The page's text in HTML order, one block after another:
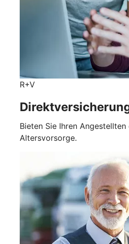
R+V
Bieten Sie Ihren
Altersvorsorge.